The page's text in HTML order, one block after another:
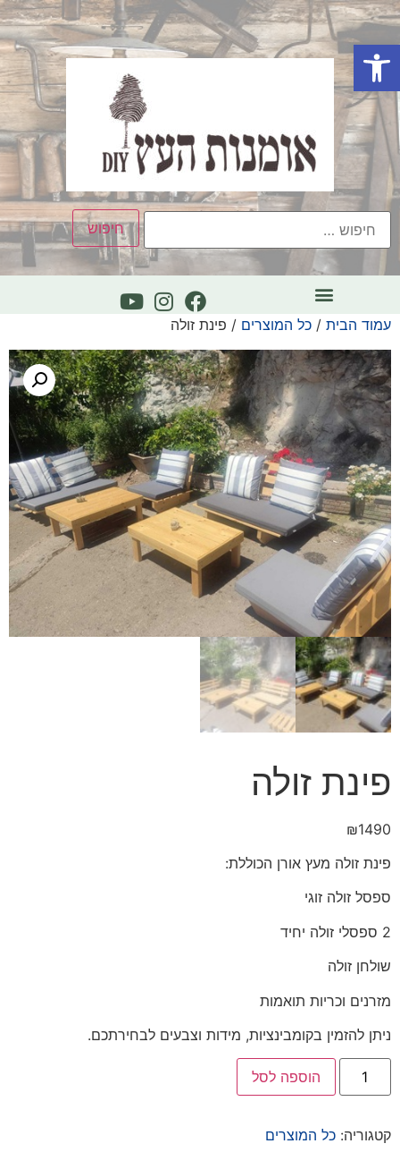
פתח סרגל נגישות
עמוד הבית / כל המוצרים / פינת זולה
פינת זולה
₪1490
פינת זולה מעץ אורן הכוללת:
ספסל זולה זוגי
2 ספסלי זולה יחיד
שולחן זולה
מזרנים וכריות תואמות
ניתן להזמין בקומבינציות, מידות וצבעים לבחירתכם.
הוספה לסל
קטגוריה: כל המוצרים